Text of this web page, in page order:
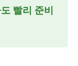
빨리 준비